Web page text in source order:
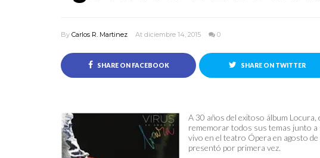
By Carlos R. Martinez At diciembre 14, 2015 0
SHARE ON FACEBOOK SHARE ON TWITTER
A 30 años del exitoso álbum
rememorar todos sus temas junto a
vivo en el teatro Ópera en agosto
presentó por primera vez.